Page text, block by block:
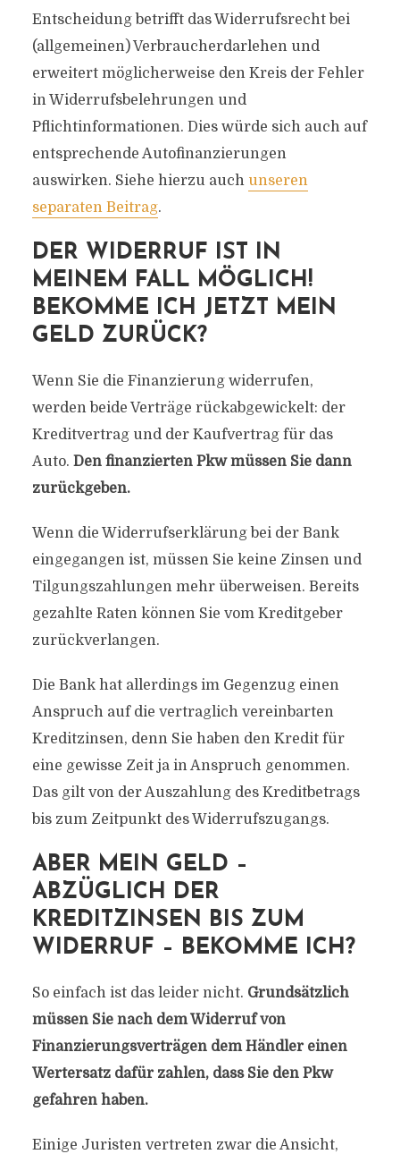
Entscheidung betrifft das Widerrufsrecht bei
(allgemeinen) Verbraucherdarlehen und
erweitert möglicherweise den Kreis der Fehler
in Widerrufsbelehrungen und
Pflichtinformationen. Dies würde sich auch auf
entsprechende Autofinanzierungen
auswirken. Siehe hierzu auch unseren
separaten Beitrag.
DER WIDERRUF IST IN
MEINEM FALL MÖGLICH!
BEKOMME ICH JETZT MEIN
GELD ZURÜCK?
Wenn Sie die Finanzierung widerrufen,
werden beide Verträge rückabgewickelt: der
Kreditvertrag und der Kaufvertrag für das
Auto. Den finanzierten Pkw müssen Sie dann
zurückgeben.
Wenn die Widerrufserklärung bei der Bank
eingegangen ist, müssen Sie keine Zinsen und
Tilgungszahlungen mehr überweisen. Bereits
gezahlte Raten können Sie vom Kreditgeber
zurückverlangen.
Die Bank hat allerdings im Gegenzug einen
Anspruch auf die vertraglich vereinbarten
Kreditzinsen, denn Sie haben den Kredit für
eine gewisse Zeit ja in Anspruch genommen.
Das gilt von der Auszahlung des Kreditbetrags
bis zum Zeitpunkt des Widerrufszugangs.
ABER MEIN GELD –
ABZÜGLICH DER
KREDITZINSEN BIS ZUM
WIDERRUF – BEKOMME ICH?
So einfach ist das leider nicht. Grundsätzlich
müssen Sie nach dem Widerruf von
Finanzierungsverträgen dem Händler einen
Wertersatz dafür zahlen, dass Sie den Pkw
gefahren haben.
Einige Juristen vertreten zwar die Ansicht,